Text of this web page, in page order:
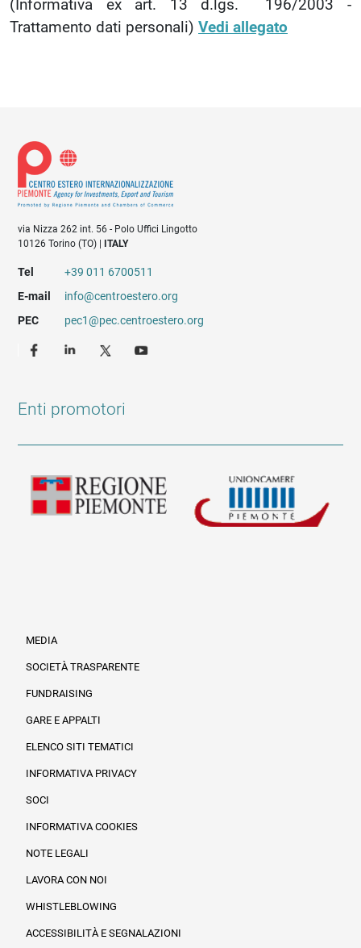
(Informativa ex art. 13 d.lgs. 196/2003 -
Trattamento dati personali) Vedi allegato
via Nizza 262 int. 56 - Polo Uffici Lingotto
10126 Torino (TO) |
ITALY
Tel
+39 011 6700511
E-mail
info@centroestero.org
PEC
pec1@pec.centroestero.org
Enti promotori
MEDIA
SOCIETÀ TRASPARENTE
FUNDRAISING
GARE E APPALTI
ELENCO SITI TEMATICI
INFORMATIVA PRIVACY
SOCI
INFORMATIVA COOKIES
NOTE LEGALI
LAVORA CON NOI
WHISTLEBLOWING
ACCESSIBILITÀ E SEGNALAZIONI